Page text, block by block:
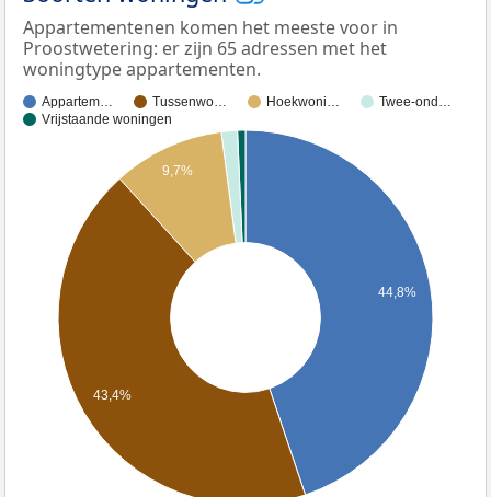
Appartementenen komen het meeste voor in
Proostwetering: er zijn 65 adressen met het
woningtype appartementen.
Appartem… Tussenwo… Hoekwoni…
Twee-ond…
Vrijstaande woningen
44,8%
9,7%
43,4%